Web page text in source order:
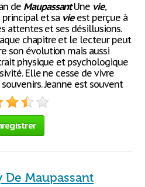
de MaupassantUne vie,
principal et sa vieest perçue à
attentes et ses désillusions.
chapitre et le lecteur peut
son évolution mais aussi
physique et psychologique
Elle ne cesse de vivre
Jeanne est souvent
De Maupassant